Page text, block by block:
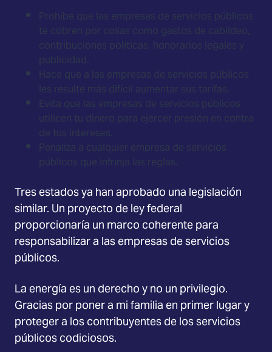
Prohibe que las empresas de servicios públicos
te cobren por cosas como gastos de cabildeo,
contribuciones políticas, honorarios legales y
publicidad.
Hace que a las empresas de servicios públicos
les resulte más difícil aumentar sus tarifas.
Evita que las empresas de servicios públicos
utilicen tu dinero para ejercer presión en contra
de tus intereses.
Penaliza a cualquier empresa de servicios
públicos que infrinja las reglas.
Tres estados ya han aprobado una legislación
similar. Un proyecto de ley federal
proporcionaría un marco coherente para
responsabilizar a las empresas de servicios
públicos.
La energía es un derecho y no un privilegio.
Gracias por poner a mi familia en primer lugar y
proteger a los contribuyentes de los servicios
públicos codiciosos.